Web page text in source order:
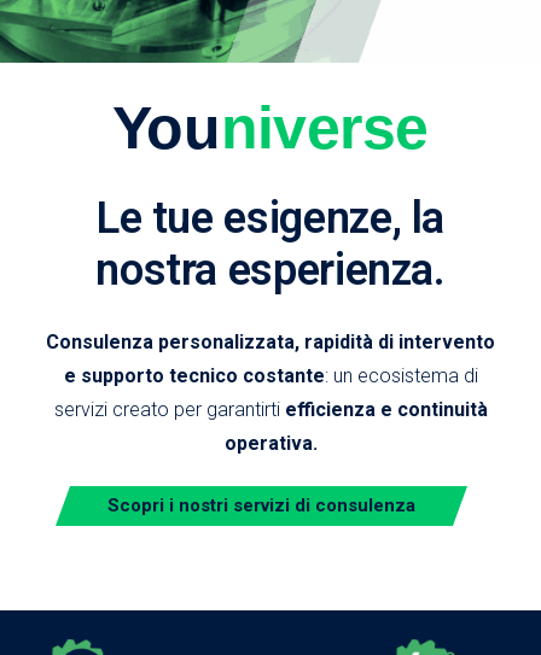
Youniverse
Le tue esigenze, la
nostra esperienza.
Consulenza personalizzata, rapidità di intervento
e supporto tecnico costante: un ecosistema di
servizi creato per garantirti efficienza e continuità
operativa.
Scopri i nostri servizi di consulenza